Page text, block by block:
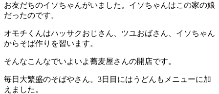
お友だちのイソちゃんがいました。イソちゃんはこの家の娘
だったのです。
オモチくんはハッサクおじさん、ツユおばさん、イソちゃん
からそば作りを習います。
そんなこんなでいよいよ蕎麦屋さんの開店です。
毎日大繁盛のそばやさん。3日目にはうどんもメニューに加
えました。